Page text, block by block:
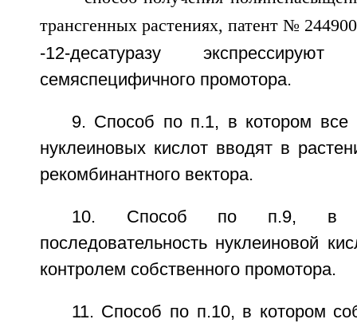
-12-десатуразу
семяспецифичного промотора.
9. Способ по п.1, в котором все
нуклеиновых кислот вводят в
рекомбинантного вектора.
10. Способ по п.9, в
последовательность нуклеиновой
контролем собственного промотора.
11. Способ по п.10, в котором